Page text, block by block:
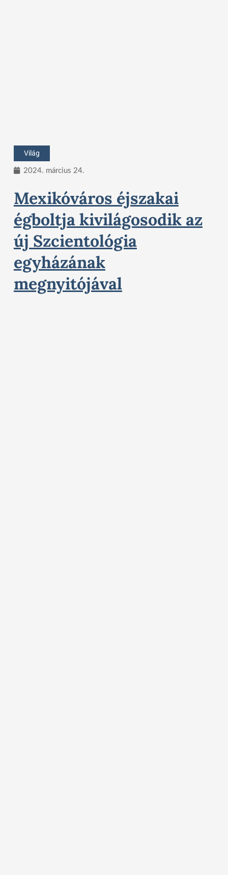
Világ
2024. március 24.
Mexikóváros éjszakai
égboltja kivilágosodik az
új Szcientológia
egyházának
megnyitójával